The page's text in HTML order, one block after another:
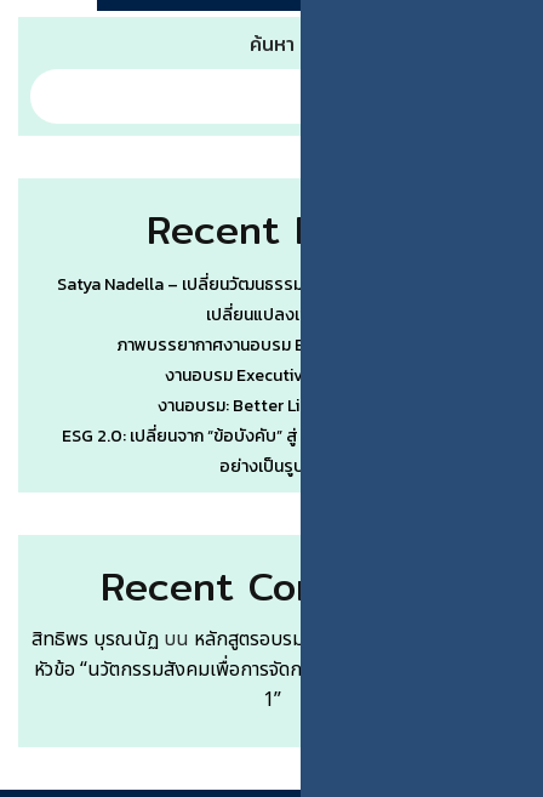
ค้นหา
Recent Posts
Satya Nadella – เปลี่ยนวัฒนธรรมองค์กรเป็นจุดคานงัดของการ
เปลี่ยนแปลงเชิงระบบ
ภาพบรรยากาศงานอบรม Better Life by AI #3
งานอบรม Executive Wisdom #1
งานอบรม: Better Life by AI (รุ่น 3)
ESG 2.0: เปลี่ยนจาก “ข้อบังคับ” สู่ “ข้อได้เปรียบทางการแข่งขัน”
อย่างเป็นรูปธรรม
Recent Comments
สิทธิพร บุรณนัฏ บน หลักสูตรอบรมระยะสั้นแบบ Free Service
หัวข้อ “นวัตกรรมสังคมเพื่อการจัดการอุตสาหกรรมเกษตร 105-
1”